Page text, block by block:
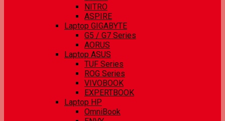
NITRO
ASPIRE
Laptop GIGABYTE
G5 / G7 Series
AORUS
Laptop ASUS
TUF Series
ROG Series
VIVOBOOK
EXPERTBOOK
Laptop HP
OmniBook